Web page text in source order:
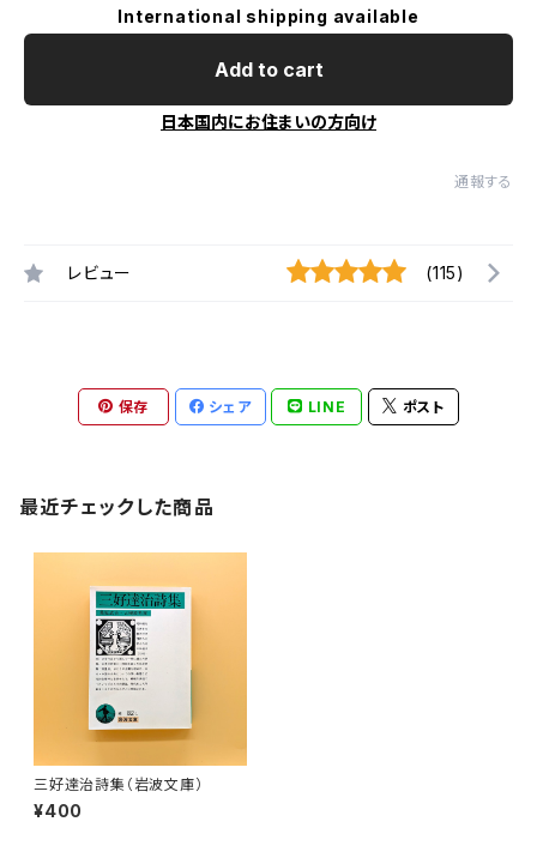
International shipping available
Add to cart
日本国内にお住まいの方向け
通報する
レビュー (115)
保存 シェア LINE ポスト
最近チェックした商品
三好達治詩集（岩波文庫）
¥400